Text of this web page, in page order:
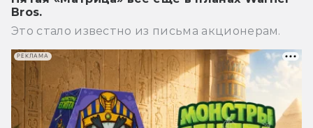
Bros.
Это стало известно из письма акционерам.
РЕКЛАМА